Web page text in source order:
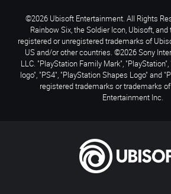
©2026 Ubisoft Entertainment. All Rights
Rainbow Six, the Soldier Icon, Ubisoft,
registered or unregistered trademarks of
US and/or other countries. ©2026 Sony
LLC. "PlayStation Family Mark", "PlayStation",
logo", "PS4", "PlayStation Shapes Logo" and
registered trademarks or trademarks
Entertainment Inc.